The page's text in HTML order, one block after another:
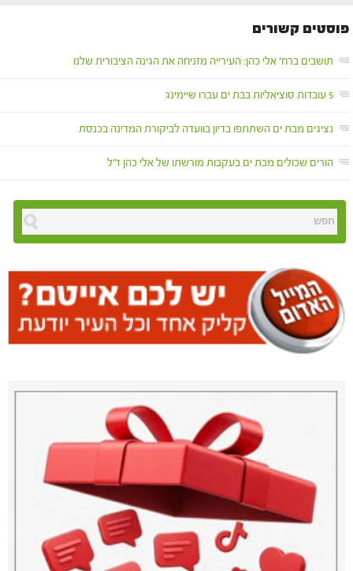
פוסטים קשורים
תושבים ברח' אלי כהן: העירייה מזניחה את הגינה הציבורית שלנו
5 עובדות סוציאליות בבת ים עברו שיימינג
נציגים מבת ים השתתפו בדיון בוועדה לביקורת המדינה בכנסת
הורים שכולים מבת ים בעקבות מורשתו של אלי כהן ז"ל